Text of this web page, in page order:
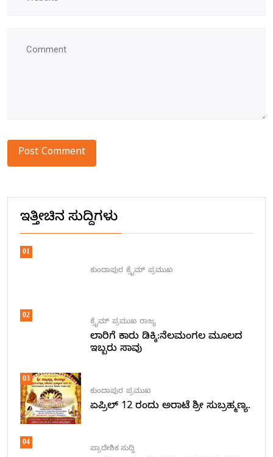
ಇತ್ತೀಚಿನ ಸುದ್ದಿಗಳು
01
ಕುಂದಾಪುರ ಕ್ರೈಮ್ ಪ್ರಮುಖ
02
ಕ್ರೈಮ್ ಪ್ರಮುಖ ರಾಜ್ಯ
ಲಾರಿಗೆ ಕಾರು ಡಿಕ್ಕಿ:ನೆಲಮಂಗಲ ಮೂಲದ
ಇಬ್ಬರು ಸಾವು
03
ಕುಂದಾಪುರ ಪ್ರಮುಖ
ಏಪ್ರಿಲ್ 12 ರಂದು ಅರಾಟೆ ಶ್ರೀ ಸುಬ್ರಹ್ಮಣ್ಯ.
04
ಪ್ರಾದೇಶಿಕ ಸುದ್ದಿ